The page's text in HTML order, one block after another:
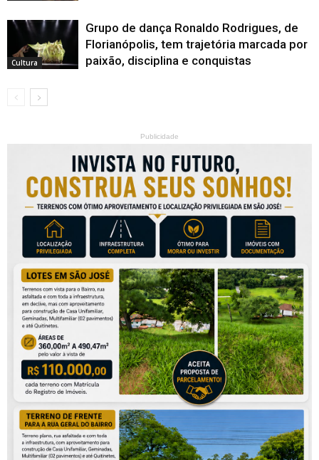
Cultura
Grupo de dança Ronaldo Rodrigues, de
Florianópolis, tem trajetória marcada por
paixão, disciplina e conquistas
Publicidade